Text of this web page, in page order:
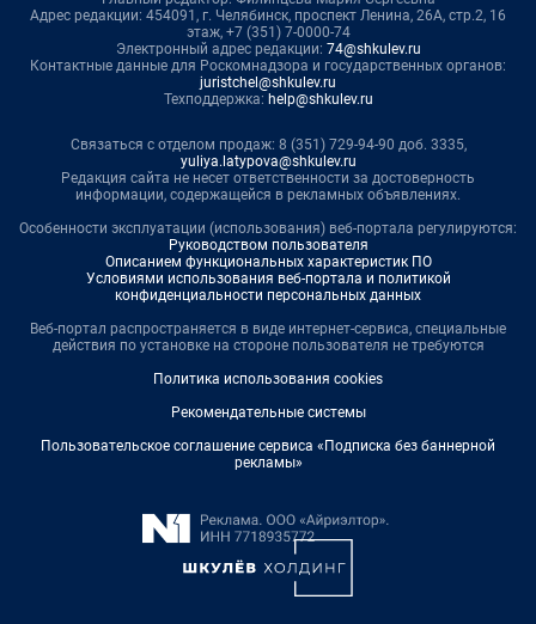
Адрес редакции: 454091, г. Челябинск, проспект Ленина, 26А, стр.2, 16
этаж, +7 (351) 7-0000-74
Электронный адрес редакции: 74@shkulev.ru
Контактные данные для Роскомнадзора и государственных органов:
juristchel@shkulev.ru
Техподдержка: help@shkulev.ru
Связаться с отделом продаж: 8 (351) 729-94-90 доб. 3335,
yuliya.latypova@shkulev.ru
Редакция сайта не несет ответственности за достоверность
информации, содержащейся в рекламных объявлениях.
Особенности эксплуатации (использования) веб-портала регулируются:
Руководством пользователя
Описанием функциональных характеристик ПО
Условиями использования веб-портала и политикой
конфиденциальности персональных данных
Веб-портал распространяется в виде интернет-сервиса, специальные
действия по установке на стороне пользователя не требуются
Политика использования cookies
Рекомендательные системы
Пользовательское соглашение сервиса «Подписка без баннерной
рекламы»